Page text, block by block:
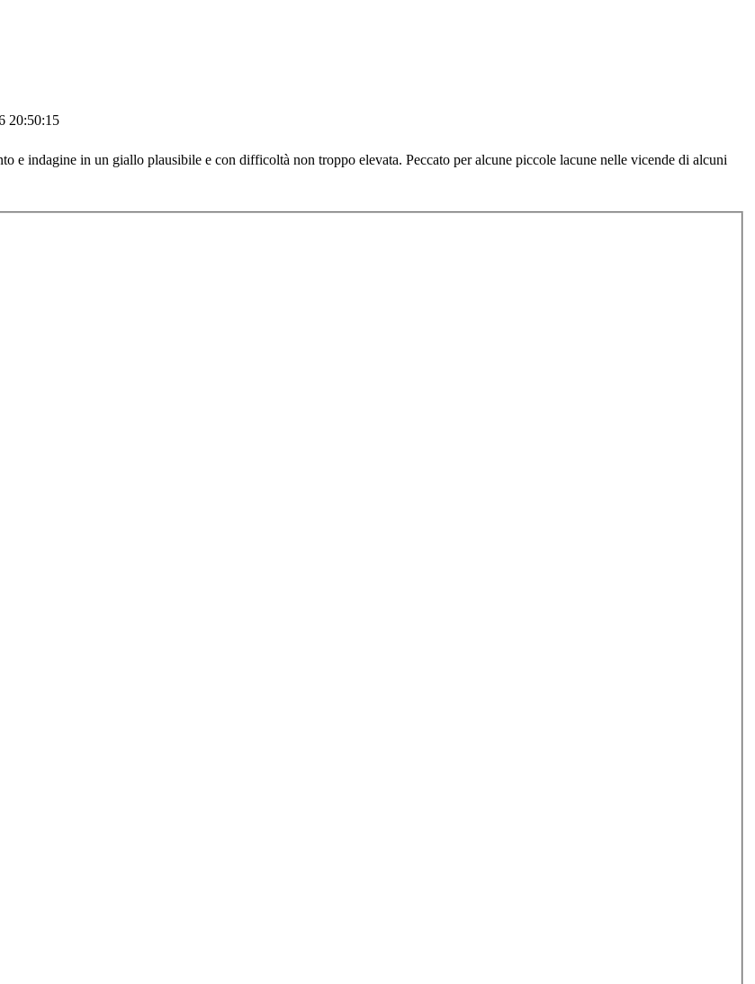
20:50:15
e indagine in un giallo plausibile e con difficoltà non troppo elevata. Peccato per alcune piccole lacune nelle vicende di alcuni